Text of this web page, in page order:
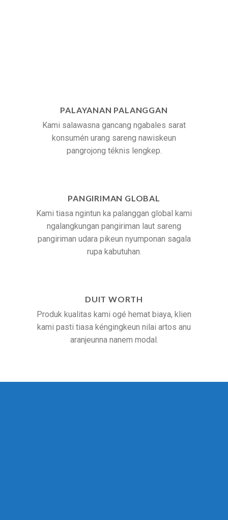
PALAYANAN PALANGGAN
Kami salawasna gancang ngabales sarat
konsumén urang sareng nawiskeun
pangrojong téknis lengkep.
PANGIRIMAN GLOBAL
Kami tiasa ngintun ka palanggan global kami
ngalangkungan pangiriman laut sareng
pangiriman udara pikeun nyumponan sagala
rupa kabutuhan.
DUIT WORTH
Produk kualitas kami ogé hemat biaya, klien
kami pasti tiasa kéngingkeun nilai artos anu
aranjeunna nanem modal.